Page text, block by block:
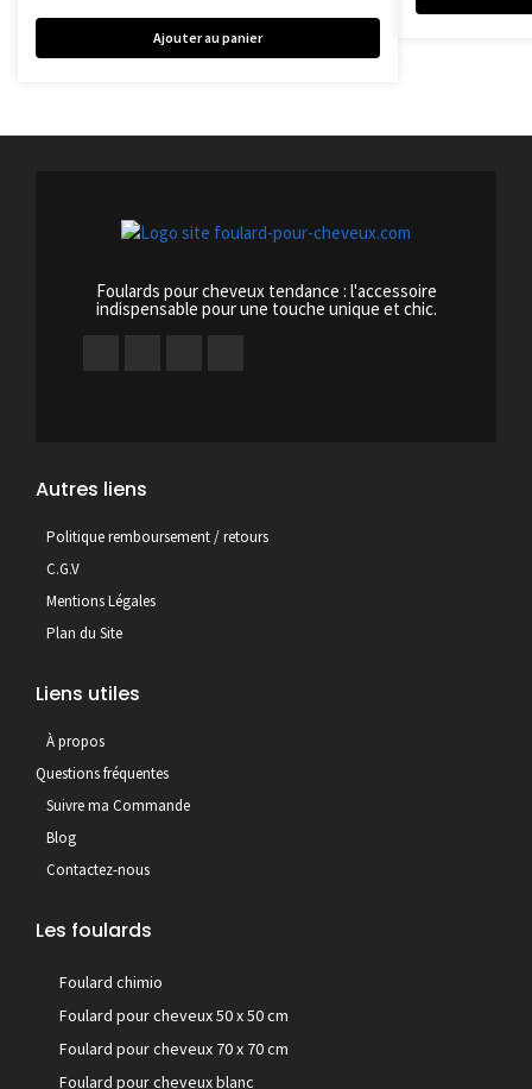
Ajouter au panier
Foulards pour cheveux tendance : l'accessoire
indispensable pour une touche unique et chic.
Autres liens
Politique remboursement / retours
C.G.V
Mentions Légales
Plan du Site
Liens utiles
À propos
Questions fréquentes
Suivre ma Commande
Blog
Contactez-nous
Les foulards
Foulard chimio
Foulard pour cheveux 50 x 50 cm
Foulard pour cheveux 70 x 70 cm
Foulard pour cheveux blanc